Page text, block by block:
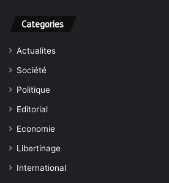
Categories
Actualites
Société
Politique
Editorial
Economie
Libertinage
International